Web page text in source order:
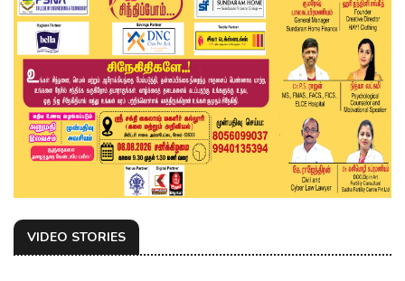
VIDEO STORIES